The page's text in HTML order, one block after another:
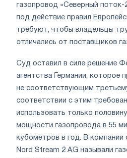
газопровод «Северный поток-
под действие правил
требуют, чтобы владельцы
отличались от поставщиков
Суд оставил в силе решение
агентства Германии, которое
не соответствующим
соответствии с этим
использовать только
мощности газопровода в 55
кубометров в год. В компании
Nord Stream 2 AG называли